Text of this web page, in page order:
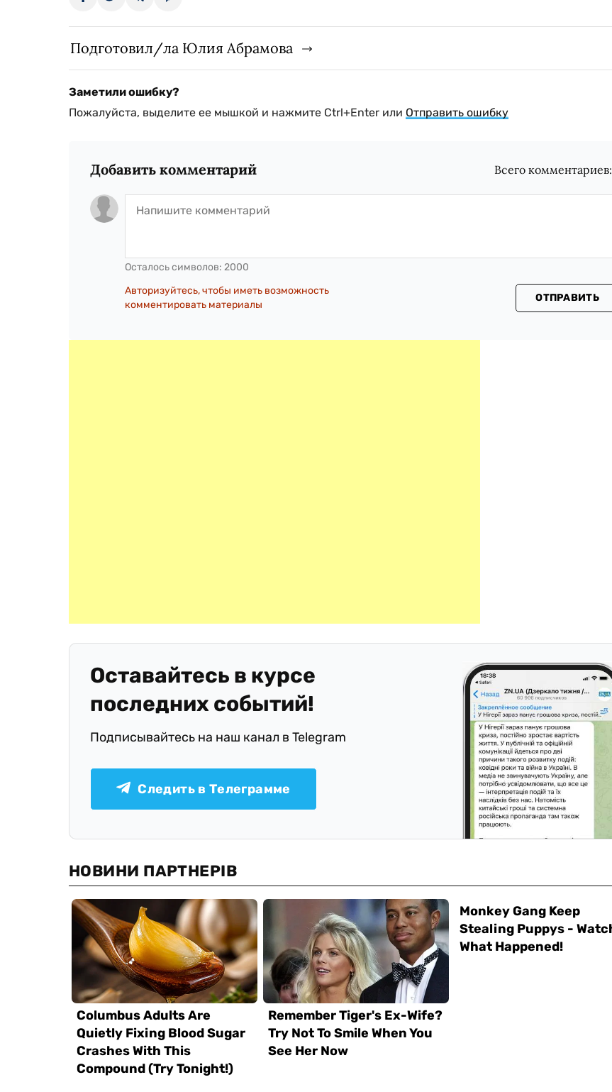
Подготовил/ла Юлия Абрамова
Заметили ошибку?
Пожалуйста, выделите ее мышкой и нажмите Ctrl+Enter или Отправить ошибку
Добавить комментарий Всего комментариев:
Осталось символов: 2000
Авторизуйтесь, чтобы иметь возможность
комментировать материалы
ОТПРАВИТЬ
Оставайтесь в курсе
последних событий!
Подписывайтесь на наш канал в Telegram
Следить в Телеграмме